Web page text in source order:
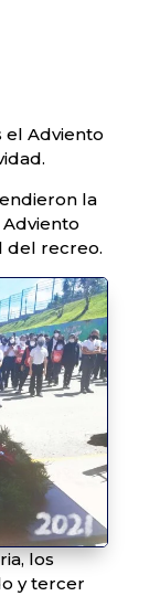
el Adviento
la
del recreo.
los
y tercer